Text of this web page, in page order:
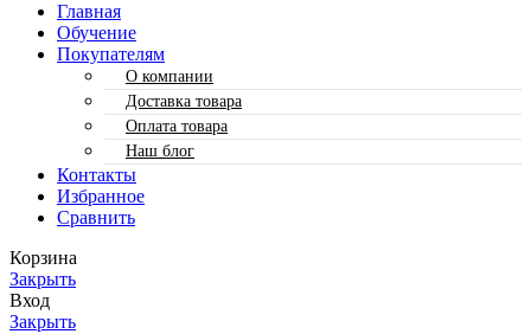
Главная
Обучение
Покупателям
О компании
Доставка товара
Оплата товара
Наш блог
Контакты
Избранное
Сравнить
Корзина
Закрыть
Вход
Закрыть